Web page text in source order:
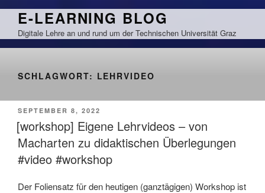
Zum
springen
E-LEARNING BLOG
Digitale Lehre an und rund um der Technischen Universität Graz
SCHLAGWORT: LEHRVIDEO
VERÖFFENTLICHT
AM
SEPTEMBER 8, 2022
[workshop] Eigene Lehrvideos – von
Macharten zu didaktischen Überlegungen
#video #workshop
Der Foliensatz für den heutigen (ganztägigen) Workshop ist